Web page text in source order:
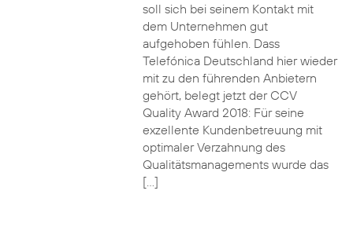
soll sich bei seinem Kontakt mit
dem Unternehmen gut
aufgehoben fühlen. Dass
Telefónica Deutschland hier wieder
mit zu den führenden Anbietern
gehört, belegt jetzt der CCV
Quality Award 2018: Für seine
exzellente Kundenbetreuung mit
optimaler Verzahnung des
Qualitätsmanagements wurde das
[…]